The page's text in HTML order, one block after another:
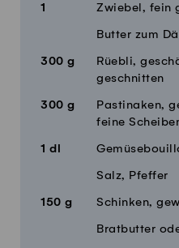
1 Zwiebel, fein
Butter zum
300 g
Rüebli,
geschnitten
300 g
Pastinaken,
feine
1 dl
Salz, Pfeffer
150 g Schinken,
Bratbutter